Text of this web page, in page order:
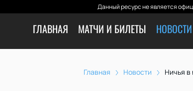
Данный ресурс не является
ГЛАВНАЯ МАТЧИ И БИЛЕТЫ НОВОСТИ
Главная Новости Ничья в